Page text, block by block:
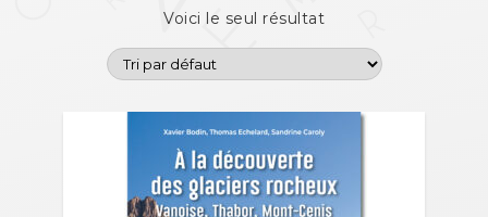
Voici le seul résultat